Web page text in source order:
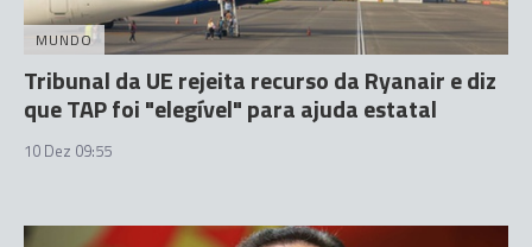
MUNDO
Tribunal da UE rejeita recurso da Ryanair e diz
que TAP foi "elegível" para ajuda estatal
10 Dez 09:55